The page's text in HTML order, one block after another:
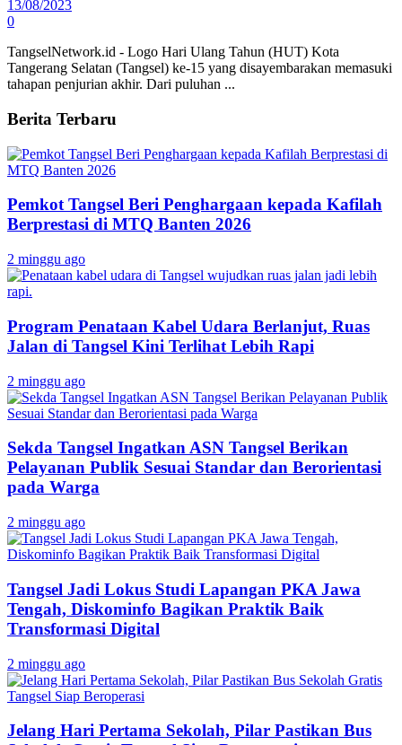
13/08/2023
0
TangselNetwork.id - Logo Hari Ulang Tahun (HUT) Kota
Tangerang Selatan (Tangsel) ke-15 yang disayembarakan memasuki
tahapan penjurian akhir. Dari puluhan ...
Berita Terbaru
Pemkot Tangsel Beri Penghargaan kepada Kafilah
Berprestasi di MTQ Banten 2026
2 minggu ago
Program Penataan Kabel Udara Berlanjut, Ruas
Jalan di Tangsel Kini Terlihat Lebih Rapi
2 minggu ago
Sekda Tangsel Ingatkan ASN Tangsel Berikan
Pelayanan Publik Sesuai Standar dan Berorientasi
pada Warga
2 minggu ago
Tangsel Jadi Lokus Studi Lapangan PKA Jawa
Tengah, Diskominfo Bagikan Praktik Baik
Transformasi Digital
2 minggu ago
Jelang Hari Pertama Sekolah, Pilar Pastikan Bus